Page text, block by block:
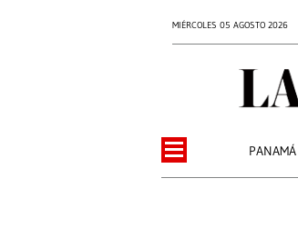
MIÉRCOLES 05 AGOSTO 2026
PANAMÁ